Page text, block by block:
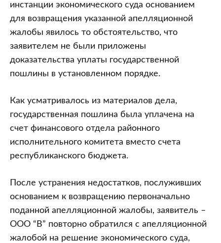
инстанции экономического суда основанием
для возвращения указанной апелляционной
жалобы явилось то обстоятельство, что
заявителем не были приложены
доказательства уплаты государственной
пошлины в установленном порядке.
Как усматривалось из материалов дела,
государственная пошлина была уплачена на
счет финансового отдела районного
исполнительного комитета вместо счета
республиканского бюджета.
После устранения недостатков, послуживших
основанием к возвращению первоначально
поданной апелляционной жалобы, заявитель –
ООО “В” повторно обратился с апелляционной
жалобой на решение экономического суда,